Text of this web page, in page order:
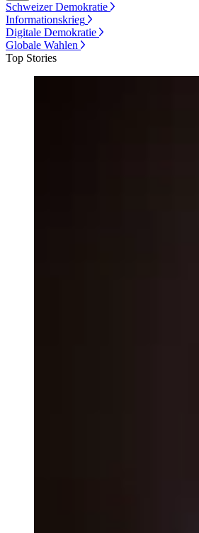
Schweizer Demokratie
Informationskrieg
Digitale Demokratie
Globale Wahlen
Top Stories